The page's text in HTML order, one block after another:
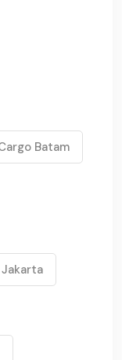
Batam